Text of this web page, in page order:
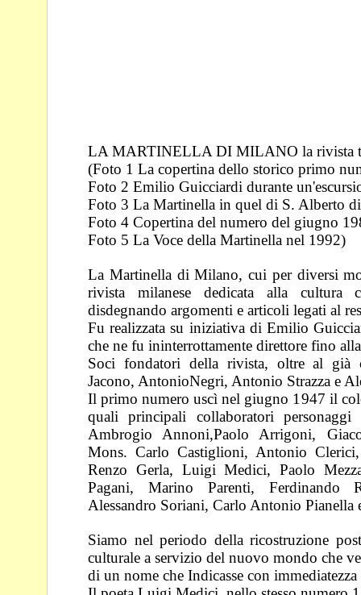
LA MARTINELLA DI MILANO la rivista
(Foto 1 La copertina dello storico primo
Foto 2 Emilio Guicciardi durante
Foto 3 La Martinella in quel di S. Alberto
Foto 4 Copertina del numero del giugno
Foto 5 La Voce della Martinella nel 1992)
La Martinella di Milano, cui per diversi
rivista milanese dedicata alla
disdegnando argomenti e articoli legati al
Fu realizzata su iniziativa di Emilio
che ne fu ininterrottamente direttore fino
Soci fondatori della rivista, oltre al già
Jacono, AntonioNegri, Antonio Strazza e
Il primo numero uscì nel giugno 1947 il
qualiprincipali collaboratori
Ambrogio Annoni,Paolo Arrigoni,
Mons. Carlo Castiglioni, Antonio
Renzo Gerla, LuigiMedici, Paolo
Pagani, Marino Parenti, Ferdinando
Alessandro Soriani, Carlo Antonio Pianella
Siamo nel periodo della ricostruzione
culturale a servizio del nuovo mondo che
di un nome che Indicasse con